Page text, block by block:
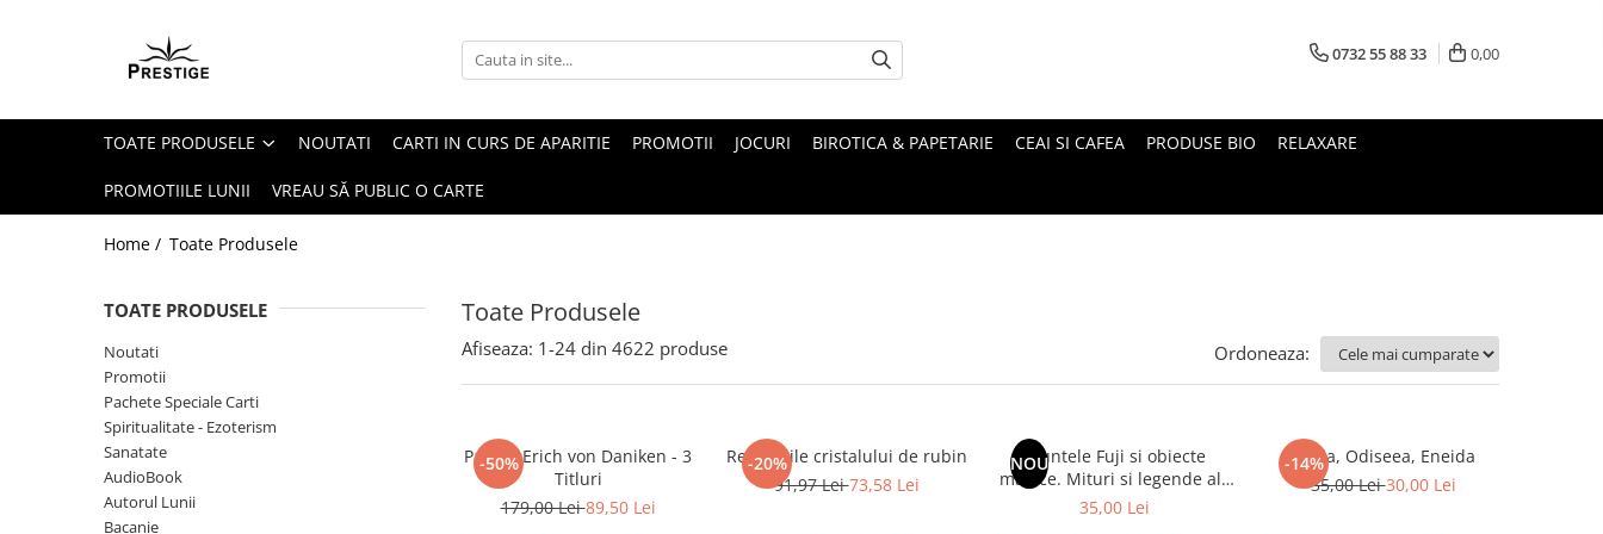
Toate Produsele
Pachete Speciale Carti
Spiritualitate - Ezoterism
AngelConnection
Chiromantie
Dezvoltare Spirituala
KidConnection
Minte Corp
New Illuminati Files
0732 55 88 33 0,00
TOATE PRODUSELE NOUTATI CARTI IN CURS DE APARITIE PROMOTII JOCURI BIROTICA & PAPETARIE CEAI SI CAFEA PRODUSE BIO RELAXARE
PROMOTIILE LUNII VREAU SĂ PUBLIC O CARTE
Home / Toate Produsele
Toate Produsele
TOATE PRODUSELE
Noutati
Promotii
Pachete Speciale Carti
Spiritualitate - Ezoterism
Sanatate
AudioBook
Autorul Lunii
Bacanie
Afiseaza: 1-24 din 4622 produse Ordoneaza:
-50%
Pachet Erich von Daniken - 3
Titluri
179,00 Lei89,50 Lei
-20%
Revelatiile cristalului de rubin
91,97 Lei73,58 Lei
NOU
Muntele Fuji si obiecte
magice. Mituri si legende ale
Japoniei
35,00 Lei
-14%
Iliada, Odiseea, Eneida
35,00 Lei30,00 Lei